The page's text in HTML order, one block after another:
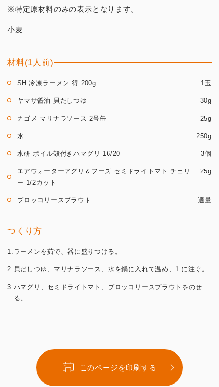
※特定原材料のみの表示となります。
小麦
材料(1人前)
SH 冷凍ラーメン 得 200g 1玉
ヤマサ醤油 貝だしつゆ 30g
カゴメ マリナラソース 2号缶 25g
水 250g
水研 ボイル殻付きハマグリ 16/20 3個
エアウォーターアグリ＆フーズ セミドライトマト チェリ
ー 1/2カット
25g
ブロッコリースプラウト 適量
つくり方
1.ラーメンを茹で、器に盛りつける。
2.貝だしつゆ、マリナラソース、水を鍋に入れて温め、1.に注ぐ。
3.ハマグリ、セミドライトマト、ブロッコリースプラウトをのせ
る。
このページを印刷する